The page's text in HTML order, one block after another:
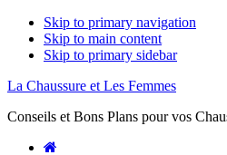
Skip to primary navigation
Skip to main content
Skip to primary sidebar
La Chaussure et Les Femmes
Conseils et Bons Plans pour vos